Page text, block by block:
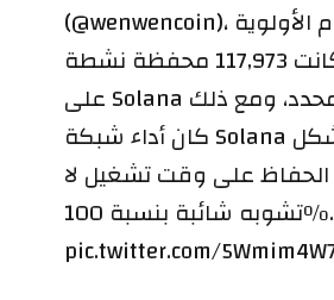
(@wenwencoin)، مع رسوم الأولوية
القصوى، كانت 117,973 محفظة نشطة
على Solana في الوقت المحدد، ومع ذلك
كان أداء شبكة Solana جيدًا بشكل
الحفاظ على وقت تشغيل لا
تشوبه شائبة بنسبة 100٪.
pic.twitter.com/